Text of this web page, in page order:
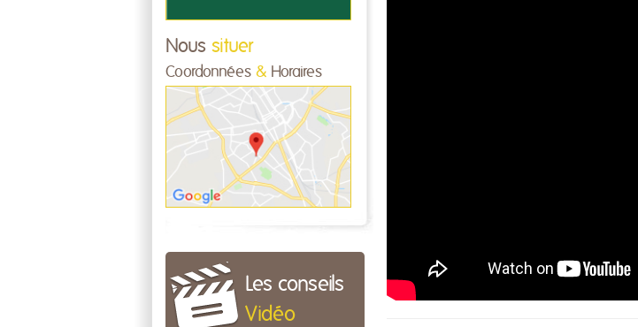
Nous situer
Coordonnées & Horaires
Les conseils
Vidéo